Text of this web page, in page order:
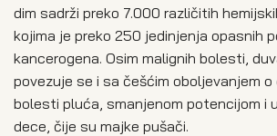
dim sadrži preko 7.000 različitih
kojima je preko 250 jedinjenja opasnih
kancerogena. Osim malignih bolesti,
povezuje se i sa češćim oboljevanjem o
bolesti pluća, smanjenom potencijom i
dece, čije su majke pušači.